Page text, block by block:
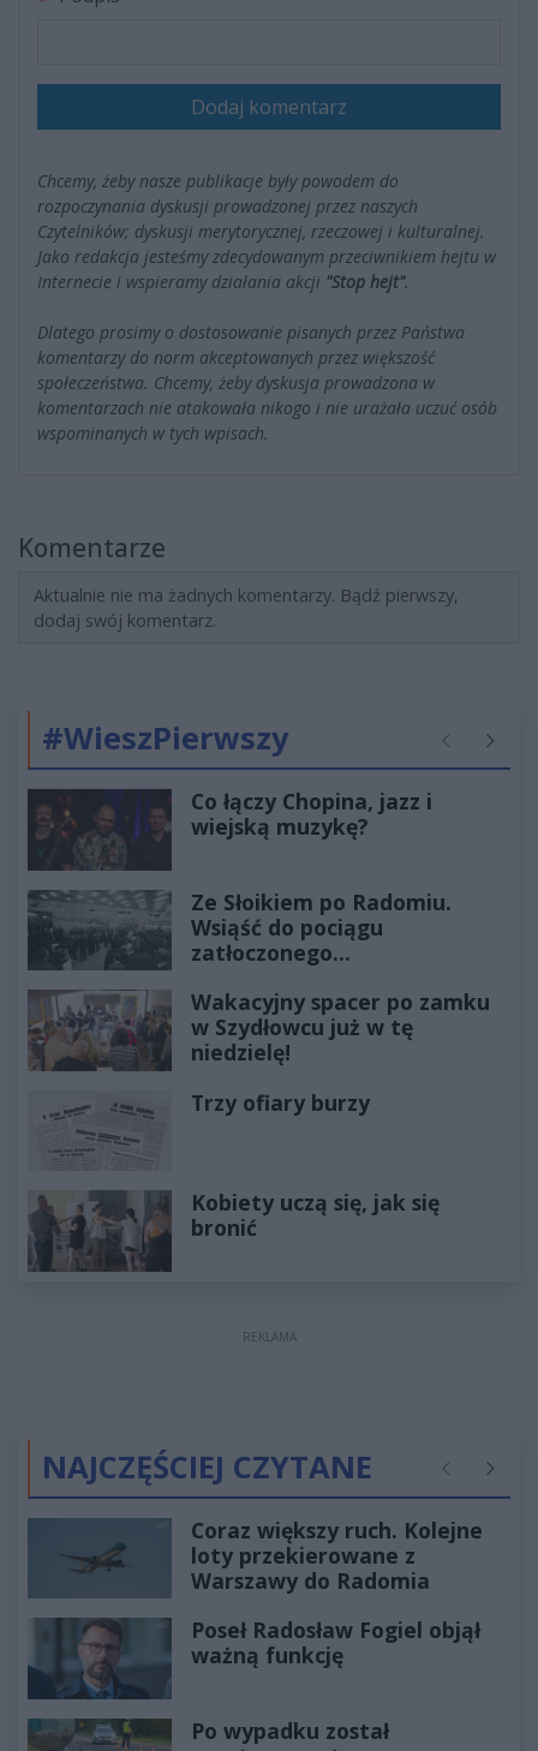
Dodaj komentarz
Chcemy, żeby nasze publikacje były powodem do
rozpoczynania dyskusji prowadzonej przez naszych
Czytelników; dyskusji merytorycznej, rzeczowej i kulturalnej.
Jako redakcja jesteśmy zdecydowanym przeciwnikiem hejtu w
Internecie i wspieramy działania akcji "Stop hejt".
Dlatego prosimy o dostosowanie pisanych przez Państwa
komentarzy do norm akceptowanych przez większość
społeczeństwa. Chcemy, żeby dyskusja prowadzona w
komentarzach nie atakowała nikogo i nie urażała uczuć osób
wspominanych w tych wpisach.
Komentarze
Aktualnie nie ma żadnych komentarzy. Bądź pierwszy,
dodaj swój komentarz.
#WieszPierwszy Poprzednie
Co łączy Chopina, jazz i
wiejską muzykę?
Ze Słoikiem po Radomiu.
Wsiąść do pociągu
zatłoczonego...
Wakacyjny spacer po zamku
w Szydłowcu już w tę
niedzielę!
Trzy ofiary burzy
Kobiety uczą się, jak się
bronić
REKLAMA
NAJCZĘŚCIEJ CZYTANE Poprzednie
Coraz większy ruch. Kolejne
loty przekierowane z
Warszawy do Radomia
Poseł Radosław Fogiel objął
ważną funkcję
Po wypadku został